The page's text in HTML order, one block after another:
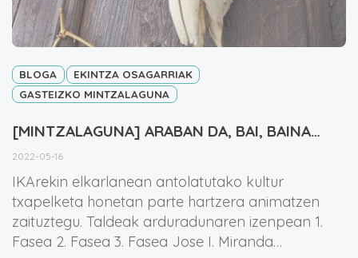
BLOGA
EKINTZA OSAGARRIAK
GASTEIZKO MINTZALAGUNA
[MINTZALAGUNA] ARABAN DA, BAI, BAINA…
2022-05-16
IKArekin elkarlanean antolatutako kultur
txapelketa honetan parte hartzera animatzen
zaituztegu. Taldeak arduradunaren izenpean 1.
Fasea 2. Fasea 3. Fasea Jose I. Miranda…